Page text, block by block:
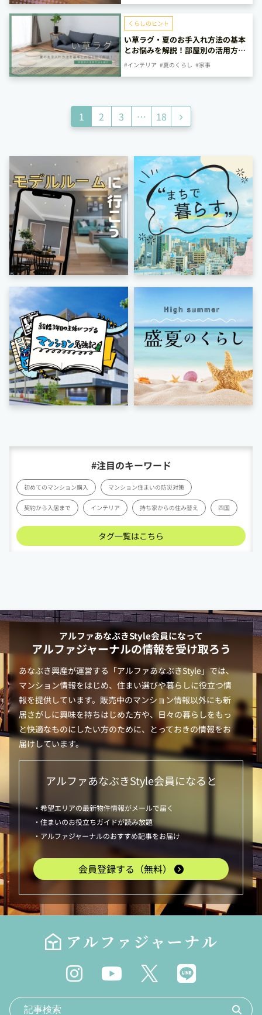
くらしのヒント
い草ラグ・夏のお手入れ方法の基本
とお悩みを解説！部屋別の活用方法
も紹介
#インテリア #夏のくらし #家事
1 2 3 … 18
次
#注目のキーワード
初めてのマンション購入 マンション住まいの防災対策
契約から入居まで インテリア 持ち家からの住み替え 四国
タグ一覧はこちら
アルファあなぶきStyle会員になって
アルファジャーナルの情報を受け取ろう
あなぶき興産が運営する「アルファあなぶきStyle」では、
マンション情報をはじめ、住まい選びや暮らしに役立つ情
報を提供しています。販売中のマンション情報以外にも新
居さがしに興味を持ちはじめた方や、日々の暮らしをもっ
と快適なものにしたい方のために、とっておきの情報をお
届けしています。
アルファあなぶきStyle会員になると
・希望エリアの最新物件情報がメールで届く
・住まいのお役立ちガイドが読み放題
・アルファジャーナルのおすすめ記事をお届け
会員登録する（無料）